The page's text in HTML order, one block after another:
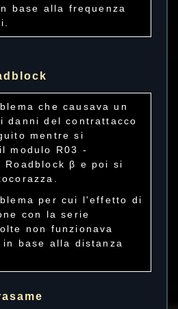
base alla frequenza
che causava un
danni del contrattacco
mentre si
modulo R03 -
Roadblock β e poi si
per cui l'effetto di
con la serie
non funzionava
base alla distanza